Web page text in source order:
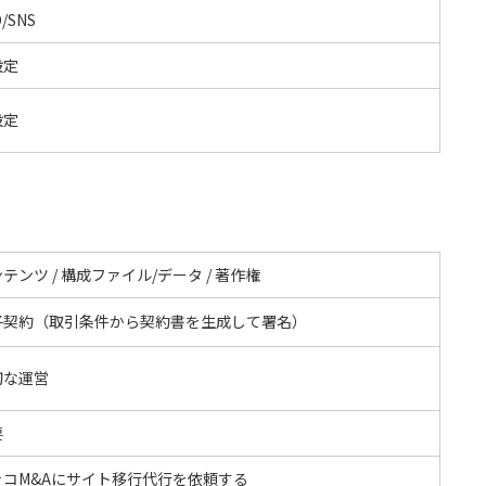
SNS
テンツ / 構成ファイル/データ / 著作権
約（取引条件から契約書を生成して署名）
運営
M&Aにサイト移行代行を依頼する